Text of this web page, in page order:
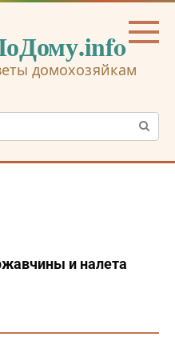
домохозяйкам
и налета